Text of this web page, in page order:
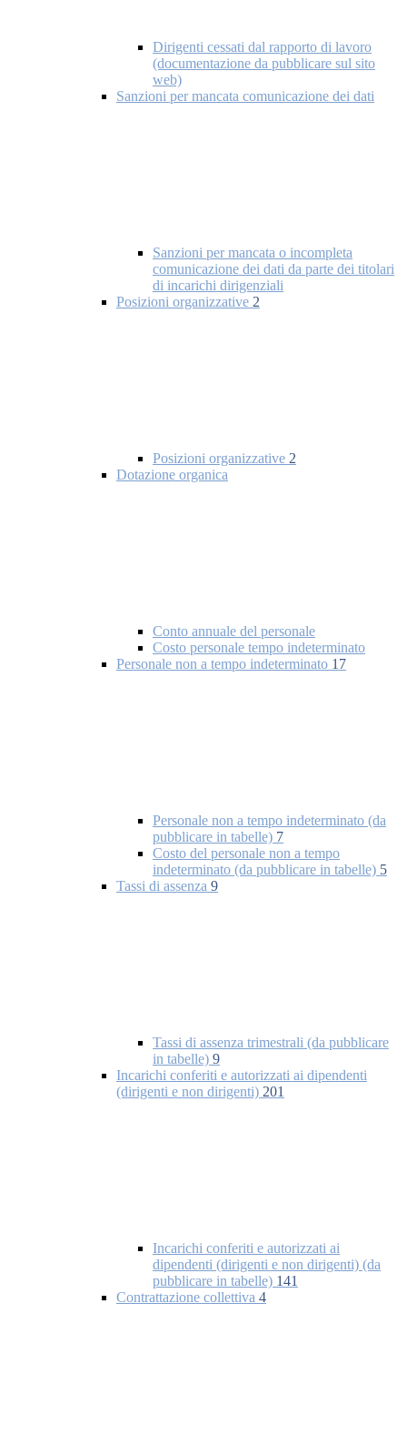
Dirigenti cessati dal rapporto di lavoro
(documentazione da pubblicare sul sito
web)
Sanzioni per mancata comunicazione dei dati
Sanzioni per mancata o incompleta
comunicazione dei dati da parte dei titolari
di incarichi dirigenziali
Posizioni organizzative 2
Posizioni organizzative 2
Dotazione organica
Conto annuale del personale
Costo personale tempo indeterminato
Personale non a tempo indeterminato 17
Personale non a tempo indeterminato (da
pubblicare in tabelle) 7
Costo del personale non a tempo
indeterminato (da pubblicare in tabelle) 5
Tassi di assenza 9
Tassi di assenza trimestrali (da pubblicare
in tabelle) 9
Incarichi conferiti e autorizzati ai dipendenti
(dirigenti e non dirigenti) 201
Incarichi conferiti e autorizzati ai
dipendenti (dirigenti e non dirigenti) (da
pubblicare in tabelle) 141
Contrattazione collettiva 4